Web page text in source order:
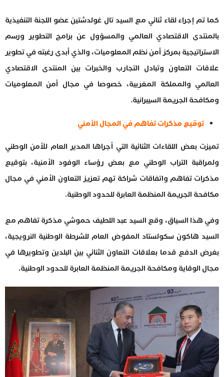
كما تم إجراء لقاء ثنائي مع السيد تال غولدشتين عضو اللجنة التنفيذية
بالمنتدى الاقتصادي العالمي والمسؤول عن برامج التطوير ورسم
الاستراتيجية بمركز أمن نظم المعلوميات، والذي أبدى رغبته في تطوير
علاقات التعاون وتبادل التجارب والخبرات بين المنتدى الاقتصادي
العالمي والمملكة المغربية، خصوصا في مجال أمن المعلوميات
ومكافحة الجريمة السيبرانية.
توقيع مذكرات تفاهم في المجال الأمني
تميزت بعض اللقاءات الثنائية التي أجراها المدير العام للأمن الوطني
ولمراقبة التراب الوطني مع بعض رؤساء الوفود الأمنية، بتوقيع
مذكرات تفاهم واتفاقات شراكة تهم تعزيز التعاون الأمني في مجال
مكافحة الجريمة المنظمة العابرة للحدود الوطنية.
وفي هذا السياق، وقع السيد عبد اللطيف حموشي مذكرة تفاهم مع
السيد هاكون سكولستاد المفوض العام للشرطة الوطنية النرويجية،
بغرض الدفع قدما بعلاقات التعاون الثنائي بين البلدين وتطويرها في
مجال الوقاية ومكافحة الجريمة المنظمة العابرة للحدود الوطنية.